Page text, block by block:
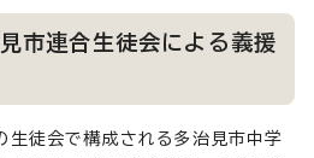
市連合生徒会による義援
生徒会で構成される多治見市中学